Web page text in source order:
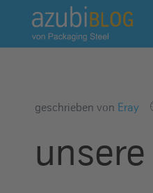
A
z
u
bgeschrieben von Eray